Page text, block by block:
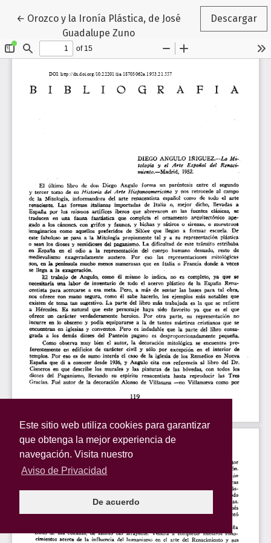
Este sitio web utiliza cookies para garantizar
que obtenga la mejor experiencia de
navegación. Visita nuestro
Aviso de Privacidad
De acuerdo
← Volver a los detalles del artículo
Orozco y la Ironía Plástica, de José
Guadalupe Zuno
Descargar